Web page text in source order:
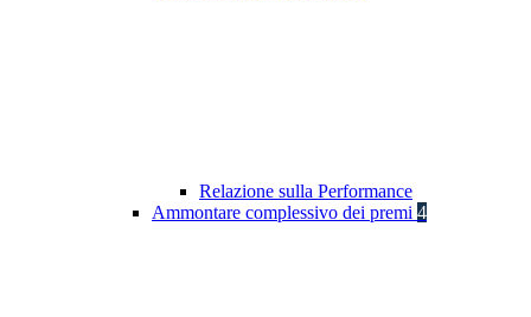
Relazione sulla Performance
Ammontare complessivo dei premi 4